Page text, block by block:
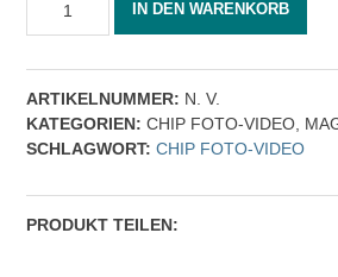
FOTO-
03/2020
[Digital]
Menge
IN DEN WARENKORB
ARTIKELNUMMER: N. V.
KATEGORIEN: CHIP FOTO-VIDEO
SCHLAGWORT: CHIP FOTO-VIDEO
PRODUKT TEILEN: